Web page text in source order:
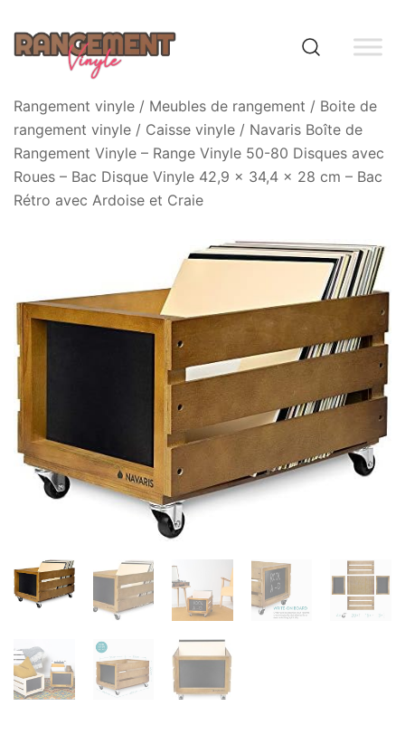
content
Rangement vinyle
Rangement vinyle / Meubles de rangement / Boite de
rangement vinyle / Caisse vinyle / Navaris Boîte de
Rangement Vinyle – Range Vinyle 50-80 Disques avec
Roues – Bac Disque Vinyle 42,9 x 34,4 x 28 cm – Bac
Rétro avec Ardoise et Craie